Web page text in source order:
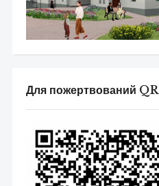
Для пожертвований QR